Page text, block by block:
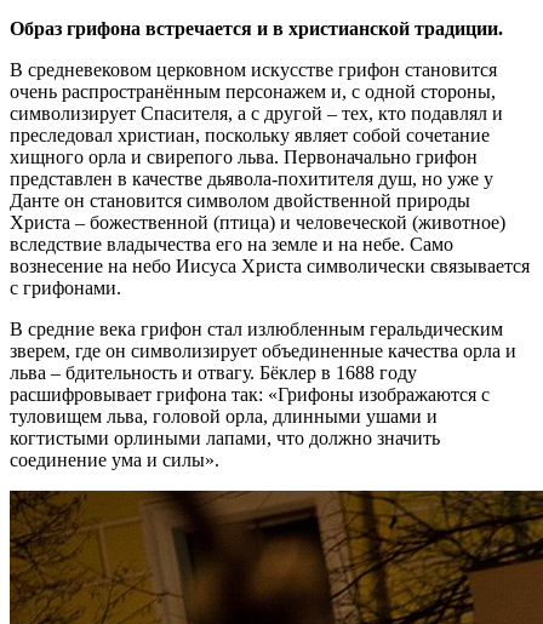
Образ грифона встречается и в христианской традиции.
В средневековом церковном искусстве грифон становится
очень распространённым персонажем и, с одной стороны,
символизирует Спасителя, а с другой – тех, кто подавлял и
преследовал христиан, поскольку являет собой сочетание
хищного орла и свирепого льва. Первоначально грифон
представлен в качестве дьявола-похитителя душ, но уже у
Данте он становится символом двойственной природы
Христа – божественной (птица) и человеческой (животное)
вследствие владычества его на земле и на небе. Само
вознесение на небо Иисуса Христа символически связывается
с грифонами.
В средние века грифон стал излюбленным геральдическим
зверем, где он символизирует объединенные качества орла и
льва – бдительность и отвагу. Бёклер в 1688 году
расшифровывает грифона так: «Грифоны изображаются с
туловищем льва, головой орла, длинными ушами и
когтистыми орлиными лапами, что должно значить
соединение ума и силы».